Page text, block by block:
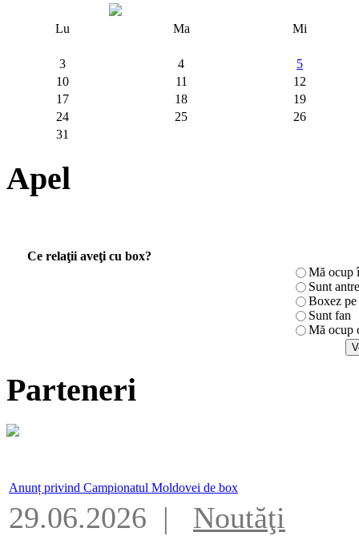
Lu Ma Mi
3 4
5
10
11
12
17
18
19
24
25
26
31
Apel
Ce relaţii aveţi cu box?
Mă ocup
Sunt
Boxez
Sunt fan
Mă ocup
Parteneri
Anunț privind Campionatul Moldovei de box
29.06.2026 | Noutăţi